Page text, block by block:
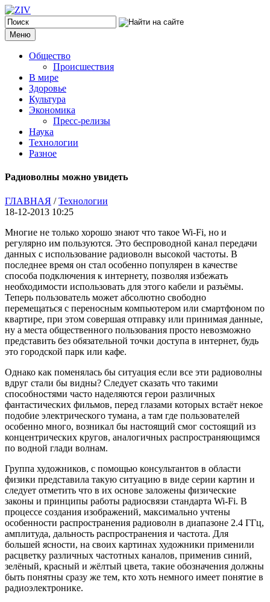
Меню
Общество
Происшествия
В мире
Здоровье
Культура
Экономика
Пресс-релизы
Наука
Технологии
Разное
Радиоволны можно увидеть
ГЛАВНАЯ /Технологии
18-12-2013 10:25
Многие не только хорошо знают что такое Wi-Fi, но и
регулярно им пользуются. Это беспроводной канал передачи
данных с использование радиоволн высокой частоты. В
последнее время он стал особенно популярен в качестве
способа подключения к интернету, позволяя избежать
необходимости использовать для этого кабели и разъёмы.
Теперь пользователь может абсолютно свободно
перемещаться с переносным компьютером или смартфоном по
квартире, при этом совершая отправку или принимая данные,
ну а места общественного пользования просто невозможно
представить без обязательной точки доступа в интернет, будь
это городской парк или кафе.
Однако как поменялась бы ситуация если все эти радиоволны
вдруг стали бы видны? Следует сказать что такими
способностями часто наделяются герои различных
фантастических фильмов, перед глазами которых встаёт некое
подобие электрического тумана, а там где пользователей
особенно много, возникал бы настоящий смог состоящий из
концентрических кругов, аналогичных распространяющимся
по водной глади волнам.
Группа художников, с помощью консультантов в области
физики представила такую ситуацию в виде серии картин и
следует отметить что в их основе заложены физические
законы и принципы работы радиосвязи стандарта Wi-Fi. В
процессе создания изображений, максимально учтены
особенности распространения радиоволн в диапазоне 2.4 ГГц,
амплитуда, дальность распространения и частота. Для
большей ясности, на своих картинах художники применили
расцветку различных частотных каналов, применив синий,
зелёный, красный и жёлтый цвета, такие обозначения должны
быть понятны сразу же тем, кто хоть немного имеет понятие в
радиоэлектронике.